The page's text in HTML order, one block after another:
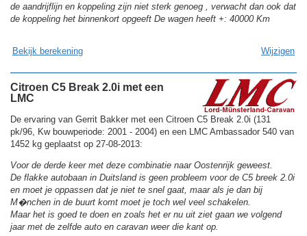
de aandrijflijn en koppeling zijn niet sterk genoeg , verwacht dan ook dat
de koppeling het binnenkort opgeeft De wagen heeft +: 40000 Km
Bekijk berekening Wijzigen
Citroen C5 Break 2.0i met een
LMC
De ervaring van Gerrit Bakker met een Citroen C5 Break 2.0i (131
pk/96, Kw bouwperiode: 2001 - 2004) en een LMC Ambassador 540 van
1452 kg geplaatst op 27-08-2013:
Voor de derde keer met deze combinatie naar Oostenrijk geweest.
De flakke autobaan in Duitsland is geen probleem voor de C5 breek 2.0i
en moet je oppassen dat je niet te snel gaat, maar als je dan bij
M�nchen in de buurt komt moet je toch wel veel schakelen.
Maar het is goed te doen en zoals het er nu uit ziet gaan we volgend
jaar met de zelfde auto en caravan weer die kant op.